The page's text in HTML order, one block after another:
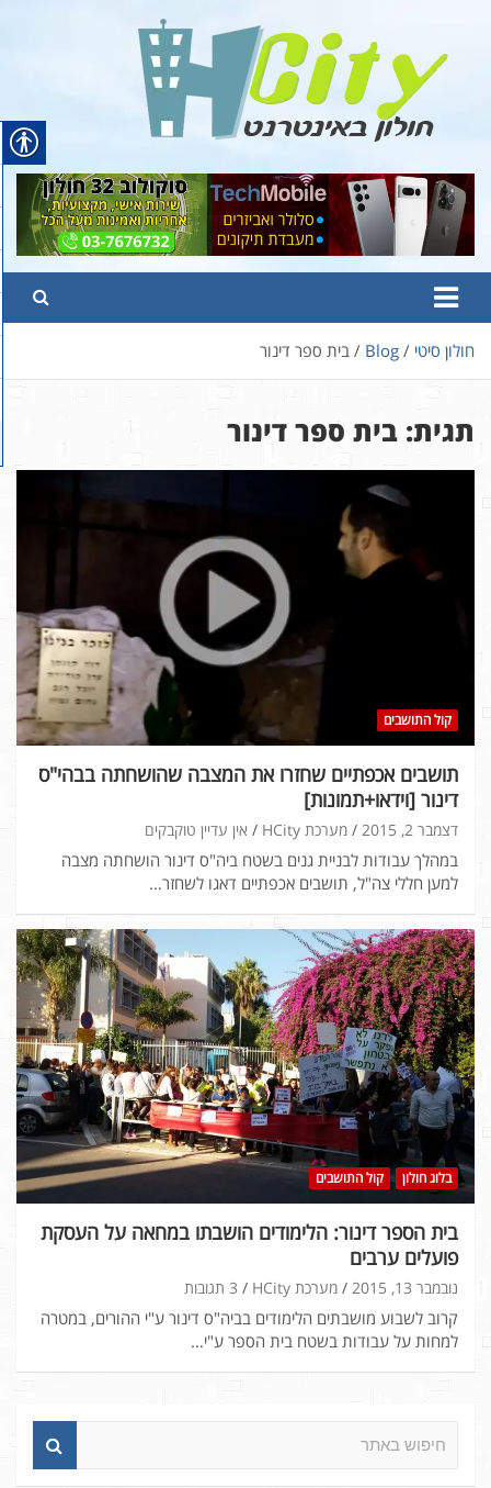
content
Hcity – חולון באינטרנט
פורטל החדשות והמידע של חולון
חולון סיטי Blog בית ספר דינור
תגית: בית ספר דינור
קול התושבים
תושבים אכפתיים שחזרו את המצבה שהושחתה בבהי"ס
דינור [וידאו+תמונות]
דצמבר 2, 2015 מערכת HCity אין עדיין טוקבקים
במהלך עבודות לבניית גנים בשטח ביה"ס דינור הושחתה מצבה
למען חללי צה"ל, תושבים אכפתיים דאגו לשחזר…
בלוג חולון קול התושבים
בית הספר דינור: הלימודים הושבתו במחאה על העסקת
פועלים ערבים
נובמבר 13, 2015 מערכת HCity 3 תגובות
קרוב לשבוע מושבתים הלימודים בביה"ס דינור ע"י ההורים, במטרה
למחות על עבודות בשטח בית הספר ע"י…